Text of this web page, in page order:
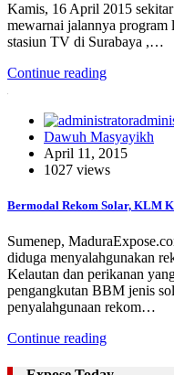
Laporan: Indra Prihantaka
Kamis, 16 April 2015
mewarnai jalannya program
Dawuh Masyayikh
April 11, 2015
Sumenep,
diduga menyalahgunakan
Kelautan dan perikanan
pengangkutan BBM jenis